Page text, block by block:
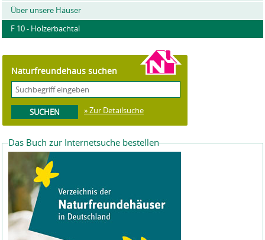
Über unsere Häuser
F 10 - Holzerbachtal
Naturfreundehaus suchen
» Zur Detailsuche
Das Buch zur Internetsuche bestellen